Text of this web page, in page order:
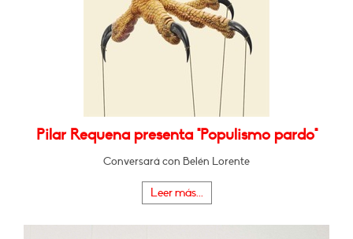
Pilar Requena presenta "Populismo pardo"
Conversará con Belén Lorente
Leer más...